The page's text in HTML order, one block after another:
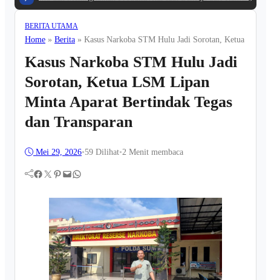
BERITA UTAMA
Home » Berita » Kasus Narkoba STM Hulu Jadi Sorotan, Ketua LSM
Kasus Narkoba STM Hulu Jadi
Sorotan, Ketua LSM Lipan
Minta Aparat Bertindak Tegas
dan Transparan
Mei 29, 2026•59 Dilihat•2 Menit membaca
Facebook Twitter Pinterest Mail WhatsApp